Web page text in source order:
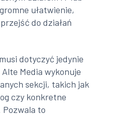
ułatwienie,
do działań
dotyczyć jedynie
Media wykonuje
sekcji, takich jak
czy konkretne
Pozwala to